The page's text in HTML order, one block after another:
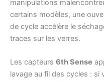
manipulations
certains modèles, une
de cycle accélère le
traces sur les verres.
Les capteurs 6th Sense
lavage au fil des cycles :